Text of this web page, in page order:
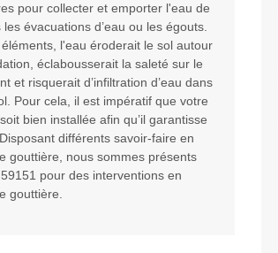
pour collecter et emporter l'eau de
les évacuations d’eau ou les égouts.
l'eau éroderait le sol autour
éclabousserait la saleté sur le
et risquerait d’infiltration d’eau dans
Pour cela, il est impératif que votre
bien installée afin qu’il garantisse
différents savoir-faire en
gouttière, nous sommes présents
pour des interventions en
gouttière.